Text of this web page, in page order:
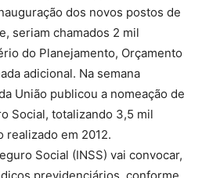
dos novos postos de
seriam chamados 2 mil
do Planejamento, Orçamento
adicional. Na semana
União publicou a nomeação de
Social, totalizando 3,5 mil
realizado em 2012.
Social (INSS) vai convocar,